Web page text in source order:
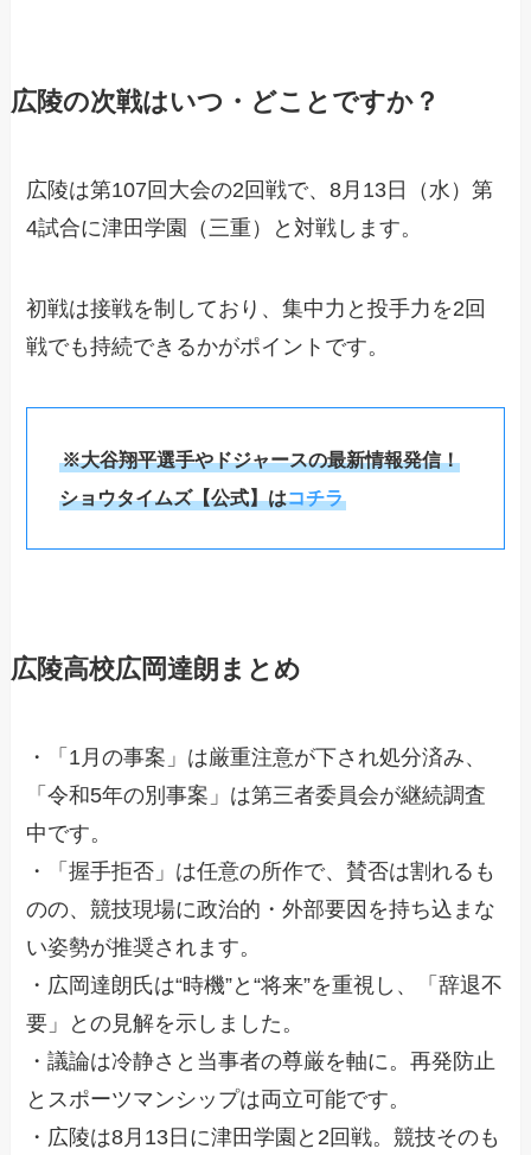
広陵の次戦はいつ・どことですか？
広陵は第107回大会の2回戦で、8月13日（水）第
4試合に津田学園（三重）と対戦します。
初戦は接戦を制しており、集中力と投手力を2回
戦でも持続できるかがポイントです。
※大谷翔平選手やドジャースの最新情報発信！
ショウタイムズ【公式】はコチラ
広陵高校広岡達朗まとめ
・「1月の事案」は厳重注意が下され処分済み、
「令和5年の別事案」は第三者委員会が継続調査
中です。
・「握手拒否」は任意の所作で、賛否は割れるも
のの、競技現場に政治的・外部要因を持ち込まな
い姿勢が推奨されます。
・広岡達朗氏は“時機”と“将来”を重視し、「辞退不
要」との見解を示しました。
・議論は冷静さと当事者の尊厳を軸に。再発防止
とスポーツマンシップは両立可能です。
・広陵は8月13日に津田学園と2回戦。競技そのも